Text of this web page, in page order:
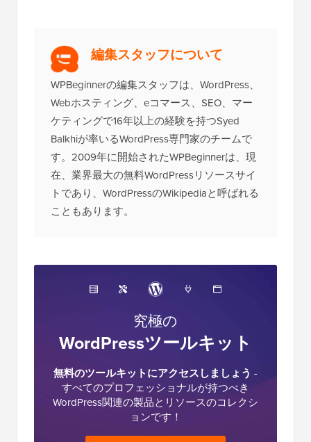
編集スタッフについて
WPBeginnerの編集スタッフは、WordPress、
Webホスティング、eコマース、SEO、マー
ケティングで16年以上の経験を持つSyed
Balkhiが率いるWordPress専門家のチームで
す。2009年に開始されたWPBeginnerは、現
在、業界最大の無料WordPressリソースサイ
トであり、WordPressのWikipediaと呼ばれる
こともあります。
究極の
WordPressツールキット
無料のツールキットにアクセスしましょう -
すべてのプロフェッショナルが持つべき
WordPress関連の製品とリソースのコレクシ
ョンです！